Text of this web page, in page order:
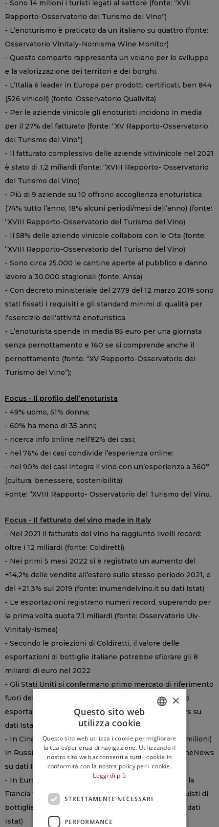
- Sono 14 milioni i turisti legati al settore (fonte: “XVII
Rapporto-Osservatorio del Turismo del Vino”)
- L’enoturismo è praticato da un italiano su quattro (fonte:
Osservatorio Vinitaly-Nomisma Wine Monitor)
- Questo comparto rappresenta un volano per lo sviluppo
e la valorizzazione dei territori e dei borghi.
- L’Italia è leader in Europa per prodotti certificati, ben 844
(526 vinicoli) (fonte: Osservatorio Qualivita)
- Per le aziende vinicole gli enoturisti incidono in media
per il 27% del fatturato (fonte: “XV Rapporto-Osservatorio
del Turismo del Vino”)
- Il fatturato complessivo delle aziende vitivinicole nel 2021
è stato di 1,2 miliardi (fonte: “XVIII Rapporto- Osservatorio
del Turismo del Vino)
- Più di 9 aziende su 10 offrono accoglienza enoturistica
(74% tutto l’anno, 18% alcuni periodi/mesi dell’anno) (fonte:
“XVIII Rapporto-Osservatorio del Turismo del Vino)
- Il 58% delle aziende vinicole collabora con le Ota (fonte:
“XVIII Rapporto-Osservatorio del Turismo del Vino)
- Sono circa 25.000 le cantine aperte al pubblico e danno
lavoro a 30.000 stagionali (fonte: Ansa)
- Con decreto ministeriale del 2779 del 12 marzo 2019 sono
stati fissati i requisiti e gli standard minimi di qualità per
l’esercizio dell’attività enoturistica.
- L’enoturista spende in media 85 euro per una giornata
senza pernottamento e 160 se si comprende anche il
pernottamento (fonte: “XV Rapporto-Osservatorio del
Turismo del Vino”);
Focus - Il profilo dell’enoturista
- 49% uomo, 51% donna;
- 60% ha meno di 35 anni;
- ricerca info online nell’82% dei casi;
- nel 76% dei casi condivide l’esperienza online;
- nel 90% dei casi integra il vino con un’esperienza a 360°
(cultura, benessere, sostenibilità).
Fonte: “XVIII Rapporto- Osservatorio del Turismo del Vino.
Focus - Il fatturato del vino made in Italy
- Nel 2021 il fatturato del vino ha raggiunto livelli record:
oltre i 12 miliardi (fonte: Coldiretti)
- Nei primi 5 mesi 2022 si è registrato un aumento del
+14,2% delle vendite all’estero sullo stesso periodo 2021, e
del +21,3% sul 2019 (fonte: inumeridelvino.it su dati Istat)
- Le esportazioni registrano numeri record, superando per
la prima volta quota 7,1 miliardi (fonte: Osservatorio Uiv-
Vinitaly-Ismea)
- Secondo le proiezioni di Coldiretti, il valore delle
esportazioni di bottiglie italiane potrebbe sfiorare gli 8
miliardi di euro nel 2022
- Gli Stati Uniti si confermano primo mercato di riferimento
fuori dell’Ue, con 796,5 milioni di euro di vino italiano
esportato (+12,5% sul 2021) (fonte: analisi WineNews su
dati Istat)
- In Cina le vendite sono diminuite del -10,3% (48,4 milioni)
in Russia del -30,9% (32,7 milioni) (fonte: analisi WineNews
su dati Istat)
- In Europa, il primo mercato è la Germania, mentre la
Francia fa registrare un netto incremento negli acquisti di
bottiglie italiane (44%) (fonte: analisi WineNews su dati
Istat)
ENGLISH
×
Questo sito web
utilizza cookie
Questo sito web utilizza i cookie per migliorare
la tua esperienza di navigazione. Utilizzando il
nostro sito web acconsenti a tutti i cookie in
conformità con la nostra policy per i cookie.
Leggi di più
STRETTAMENTE NECESSARI
PERFORMANCE